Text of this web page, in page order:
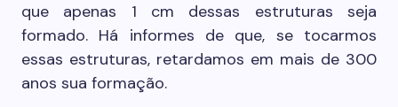
que apenas 1 cm dessas estruturas seja
formado. Há informes de que, se tocarmos
essas estruturas, retardamos em mais de 300
anos sua formação.